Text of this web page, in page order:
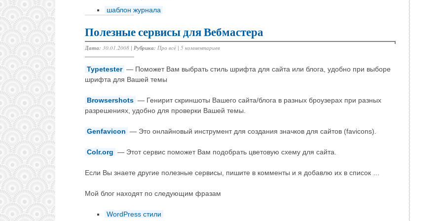
шаблон журнала
Полезные сервисы для Вебмастера
Дата: 30.01.2008 | Рубрика: Про всё | 5 комментариев
Typetester — Поможет Вам выбрать стиль шрифта для сайта или блога, удобно при выборе
шрифта для Вашей темы
Browsershots — Генирит скриншоты Вашего сайта/блога в разных броузерах при разных
разрешениях, удобно для проверки Вашей темы.
Genfavicon — Это онлайновый инструмент для создания значков для сайтов (favicons).
Colr.org — Этот сервис поможет Вам подобрать цветовую схему для сайта.
Если Вы знаете другие полезные сервисы, пишите в комменты и я добавлю их в список …
Мой блог находят по следующим фразам
WordPress стили